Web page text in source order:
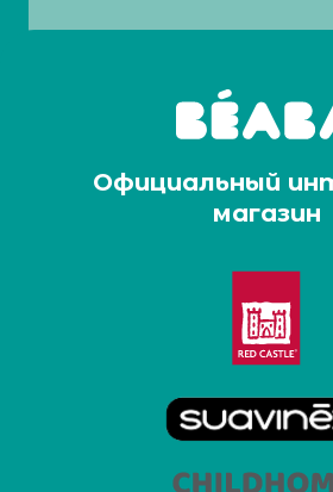
Официальный
магазин